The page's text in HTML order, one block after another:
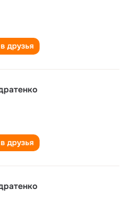
друзья
друзья